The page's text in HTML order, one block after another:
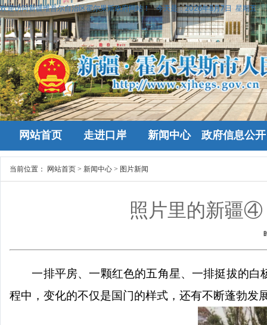
欢迎访问新疆维吾尔自治区霍尔果斯政府网站！ 今天是：2026年8月7日 星期五
网站首页 走进口岸 新闻中心 政府信息公开
当前位置： 网站首页 > 新闻中心 > 图片新闻
照片里的新疆④
一排平房、一颗红色的五角星、一排挺拔的白
程中，变化的不仅是国门的样式，还有不断蓬勃发